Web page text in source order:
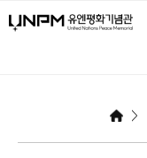
>